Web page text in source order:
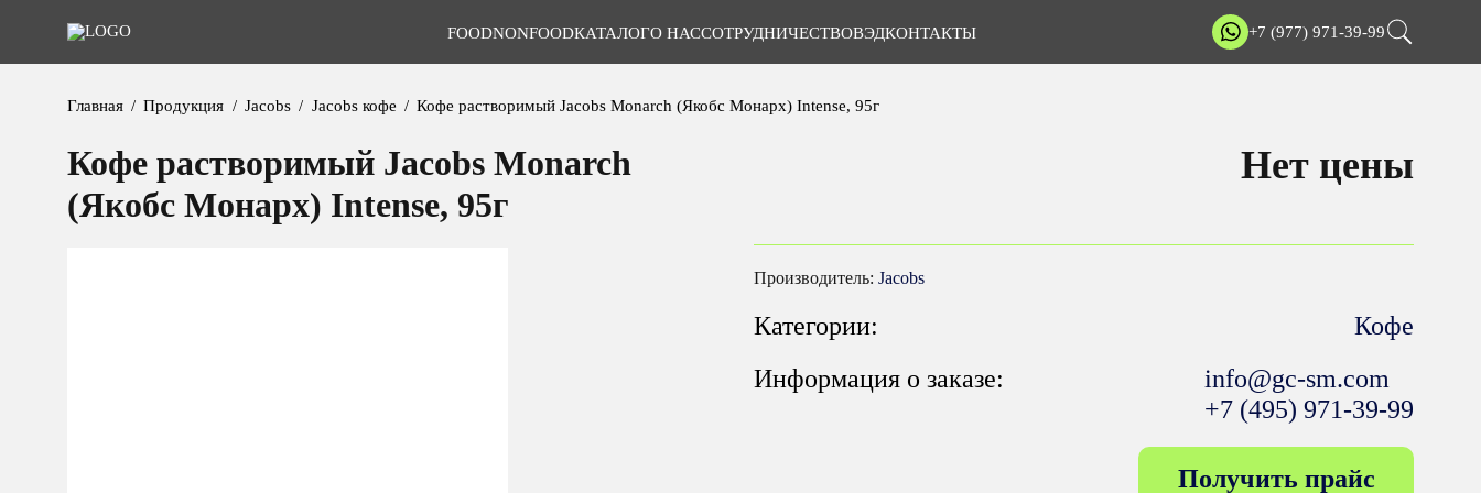
FOODNONFOODКАТАЛОГО НАССОТРУДНИЧЕСТВОВЭДКОНТАКТЫ +7 (977) 971-39-99
Главная Продукция Jacobs Jacobs кофе Кофе растворимый Jacobs Monarch (Якобс Монарх) Intense, 95г
Кофе растворимый Jacobs Monarch
(Якобс Монарх) Intense, 95г
Нет цены
Производитель:Jacobs
Категории:
Кофе
Информация о заказе:
info@gc-sm.com
+7 (495) 971-39-99
Получить прайс